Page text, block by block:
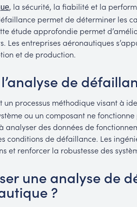
, la sécurité, la fiabilité et la
permet de déterminer les
étude approfondie permet
Les entreprises aéronautiques
et de production.
de
un processus méthodique visant à
ou un composant ne
analyser des données de
conditions de défaillance. Les
et renforcer la robustesse des
une analyse de
?